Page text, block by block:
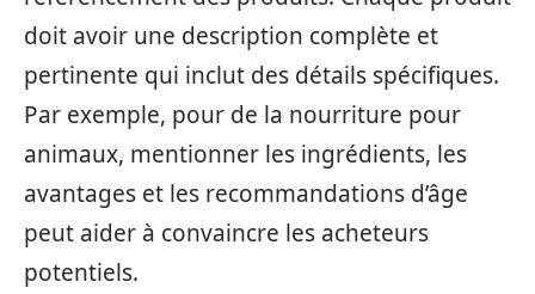
doit avoir une description complète et
pertinente qui inclut des détails spécifiques.
Par exemple, pour de la nourriture pour
animaux, mentionner les ingrédients, les
avantages et les recommandations d’âge
peut aider à convaincre les acheteurs
potentiels.